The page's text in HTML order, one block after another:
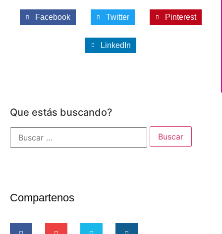
Facebook Twitter Pinterest
LinkedIn
Que estás buscando?
Compartenos